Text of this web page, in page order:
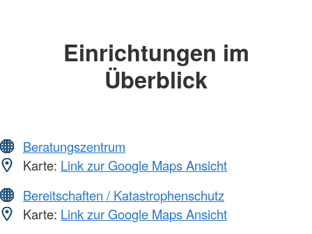
Einrichtungen im
Überblick
Beratungszentrum
Karte: Link zur Google Maps Ansicht
Bereitschaften / Katastrophenschutz
Karte: Link zur Google Maps Ansicht